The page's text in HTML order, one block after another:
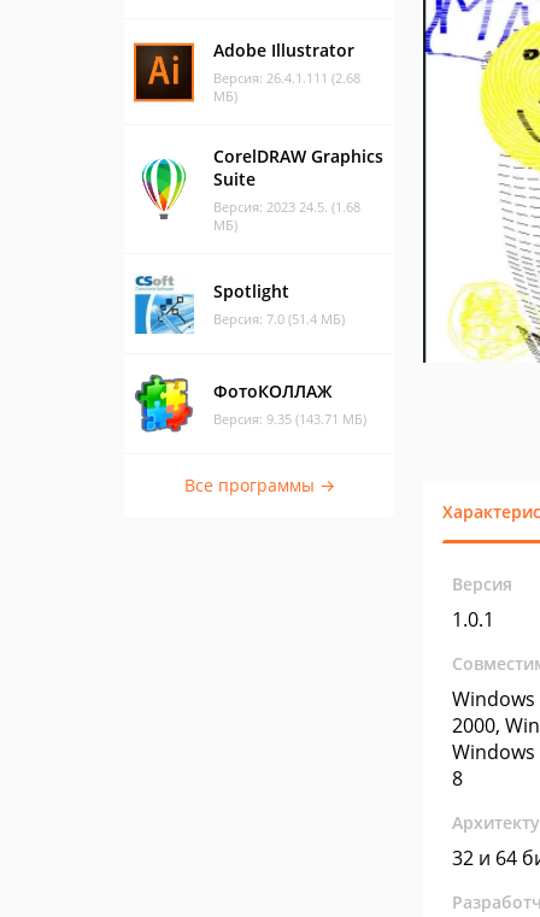
Adobe Illustrator
Версия: 26.4.1.111 (2.68
МБ)
CorelDRAW Graphics
Suite
Версия: 2023 24.5. (1.68
МБ)
Spotlight
Версия: 7.0 (51.4 МБ)
ФотоКОЛЛАЖ
Версия: 9.35 (143.71 МБ)
Все программы →
Версия
1.0.1
Windows
2000,
Windows
8
32 и 64